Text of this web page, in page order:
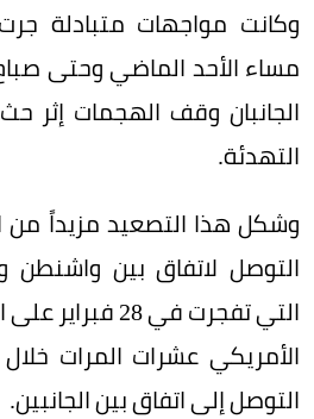
وكانت مواجهات متبادلة جرت
مساء الأحد الماضي وحتى
الجانبان وقف الهجمات إثر
التهدئة.
وشكل هذا التصعيد مزيداً
التوصل لاتفاق بين
التي تفجرت في
الأمريكي عشرات المرات
التوصل إلى اتفاق بين الجانبين.